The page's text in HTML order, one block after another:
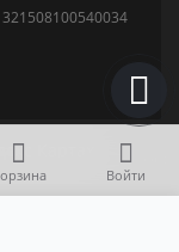
Войти
Картах